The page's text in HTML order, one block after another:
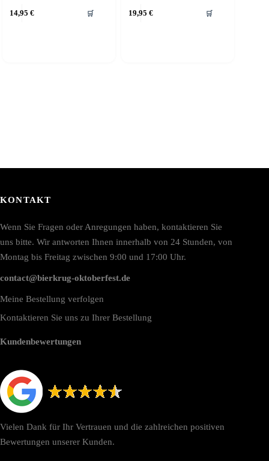
14,95 € 🛒 19,95 € 🛒
KONTAKT
Wenn Sie Fragen oder Anregungen haben, kontaktieren Sie
uns bitte. Wir antworten Ihnen innerhalb von 24 Stunden, von
Montag bis Freitag zwischen 9:00 und 17:00 Uhr.
contact@bierkrug-oktoberfest.de
Meine Bestellung verfolgen
Kontaktieren Sie uns zu Ihrer Bestellung
Kundenbewertungen
Vielen Dank für Ihr Vertrauen und die zahlreichen positiven
Bewertungen unserer Kunden.